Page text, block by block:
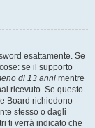
esattamente. Se
se il supporto
di 13 anni mentre
ricevuto. Se questo
Board richiedono
stesso o dagli
ti verrà indicato che